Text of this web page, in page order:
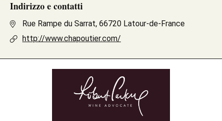
Indirizzo e contatti
Rue Rampe du Sarrat, 66720 Latour-de-France
http://www.chapoutier.com/